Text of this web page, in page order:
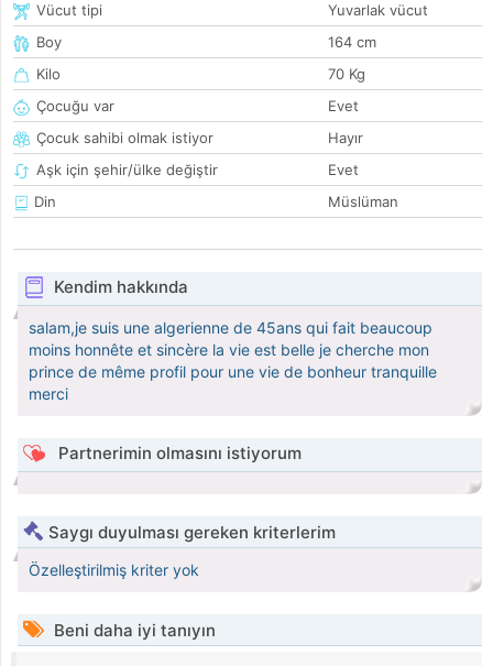
Vücut tipi
Yuvarlak vücut
Boy
164 cm
Kilo
70 Kg
Çocuğu var
Evet
Çocuk sahibi olmak istiyor
Hayır
Aşk için şehir/ülke değiştir
Evet
Din
Müslüman
Kendim hakkında
salam,je suis une algerienne de 45ans qui fait beaucoup
moins honnête et sincère la vie est belle je cherche mon
prince de même profil pour une vie de bonheur tranquille
merci
Partnerimin olmasını istiyorum
Saygı duyulması gereken kriterlerim
Özelleştirilmiş kriter yok
Beni daha iyi tanıyın